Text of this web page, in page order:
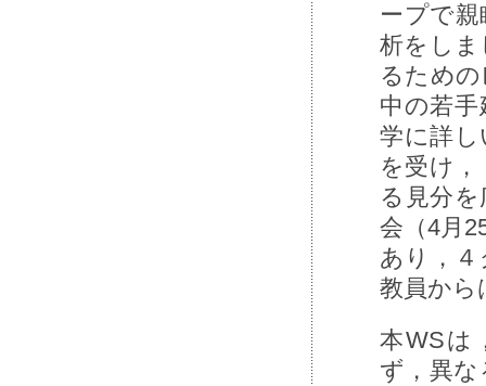
ープで
析をしま
るため
中の若
学に詳
を受け
る⾒分
会（4⽉
あり，
教員から
本WSは
ず，異